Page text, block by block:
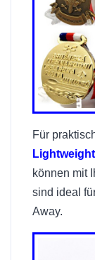
Für
können mit
sind ideal
Away.